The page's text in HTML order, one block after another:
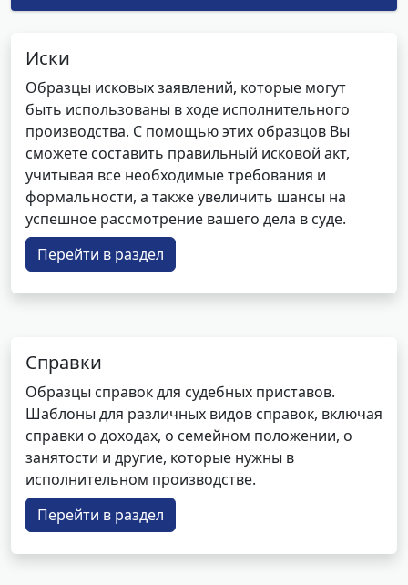
Иски
Образцы исковых заявлений, которые могут
быть использованы в ходе исполнительного
производства. С помощью этих образцов Вы
сможете составить правильный исковой акт,
учитывая все необходимые требования и
формальности, а также увеличить шансы на
успешное рассмотрение вашего дела в суде.
Перейти в раздел
Справки
Образцы справок для судебных приставов.
Шаблоны для различных видов справок, включая
справки о доходах, о семейном положении, о
занятости и другие, которые нужны в
исполнительном производстве.
Перейти в раздел